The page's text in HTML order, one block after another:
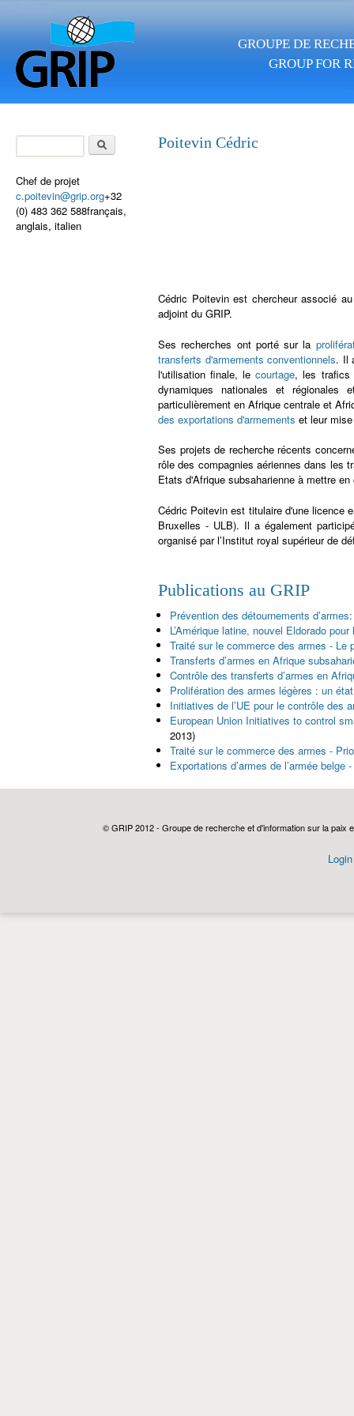
GROUPE DE
GROUP FOR
Poitevin Cédric
Cédric Poitevin est chercheur associé
adjoint du GRIP.
Ses recherches ont porté sur la
transferts d'armements conventionnels. Il
l'utilisation finale, lecourtage, les
dynamiques nationales et
particulièrement en Afrique centrale et
des exportations d'armements et leur
Ses projets de recherche récents
rôle des compagnies aériennes dans les
Etats d'Afrique subsaharienne à mettre
Cédric Poitevin est titulaire d'une licence
Bruxelles - ULB). Il a également
organisé par l’Institut royal supérieur de
Publications au GRIP
Prévention des détournements
L’Amérique latine, nouvel Eldorado
Traité sur le commerce des armes -
Transferts d’armes en Afrique
Contrôle des transferts d’armes en
Prolifération des armes légères : un
Initiatives de l’UE pour le contrôle des
European Union Initiatives to control
2013)
Traité sur le commerce des armes -
Exportations d’armes de l’armée belge
Formulaire de
recherche
Chef de projet
c.poitevin@grip.org+32
(0) 483 362 588français,
anglais, italien
© GRIP 2012 - Groupe de recherche et d'information sur la paix
Login